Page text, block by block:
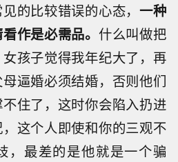
的比较错误的心态，一种
作是必需品。 什么叫做把
孩子觉得我年纪大了，再
逼婚必须结婚，否则他们
住了，这时你会陷入扔进
这个人即使和你的三观不
，最差的是他就是一个骗